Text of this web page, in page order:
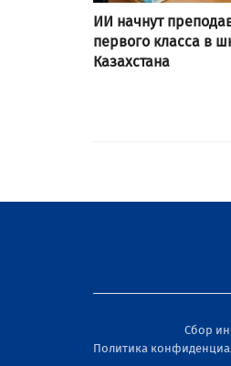
ИИ начнут
первого класса в
Казахстана
Сбор
Политика